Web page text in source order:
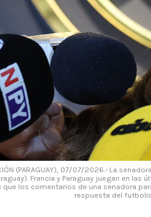
(PARAGUAY), 07/07/2026.- La
Francia y Paraguay juegan en
los comentarios de una senadora
respuesta del